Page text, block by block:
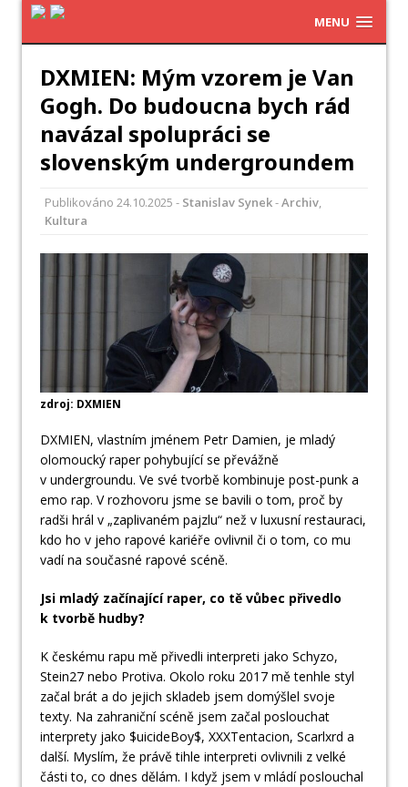
MENU
DXMIEN: Mým vzorem je Van
Gogh. Do budoucna bych rád
navázal spolupráci se
slovenským undergroundem
Publikováno 24.10.2025 - Stanislav Synek-Archiv,
Kultura
zdroj: DXMIEN
DXMIEN, vlastním jménem Petr Damien, je mladý
olomoucký raper pohybující se převážně
v undergroundu. Ve své tvorbě kombinuje post-punk a
emo rap. V rozhovoru jsme se bavili o tom, proč by
radši hrál v „zaplivaném pajzlu“ než v luxusní restauraci,
kdo ho v jeho rapové kariéře ovlivnil či o tom, co mu
vadí na současné rapové scéně.
Jsi mladý začínající raper, co tě vůbec přivedlo
k tvorbě hudby?
K českému rapu mě přivedli interpreti jako Schyzo,
Stein27 nebo Protiva. Okolo roku 2017 mě tenhle styl
začal brát a do jejich skladeb jsem domýšlel svoje
texty. Na zahraniční scéně jsem začal poslouchat
interprety jako $uicideBoy$, XXXTentacion, Scarlxrd a
další. Myslím, že právě tihle interpreti ovlivnili z velké
části to, co dnes dělám. I když jsem v mládí poslouchal